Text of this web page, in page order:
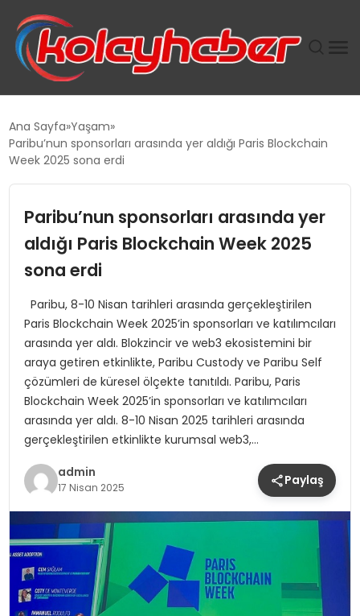
SUWEN’IN İSTIHDAM MODELI EKONOMIDE KADIN
TANYER YAPI ZEMIN MÜHENDISLIĞINDE HEDEF
BÜYÜTTÜ
TOROSLAR’DA PAZAR GERGİNLİĞİ!
Ana Sayfa Yaşam
Paribu’nun sponsorları arasında yer aldığı Paris Blockchain
Week 2025 sona erdi
Paribu’nun sponsorları arasında yer
aldığı Paris Blockchain Week 2025
sona erdi
Paribu, 8-10 Nisan tarihleri arasında gerçekleştirilen
Paris Blockchain Week 2025’in sponsorları ve katılımcıları
arasında yer aldı. Blokzincir ve web3 ekosistemini bir
araya getiren etkinlikte, Paribu Custody ve Paribu Self
çözümleri de küresel ölçekte tanıtıldı. Paribu, Paris
Blockchain Week 2025’in sponsorları ve katılımcıları
arasında yer aldı. 8-10 Nisan 2025 tarihleri arasında
gerçekleştirilen etkinlikte kurumsal web3,…
admin
17 Nisan 2025 Paylaş